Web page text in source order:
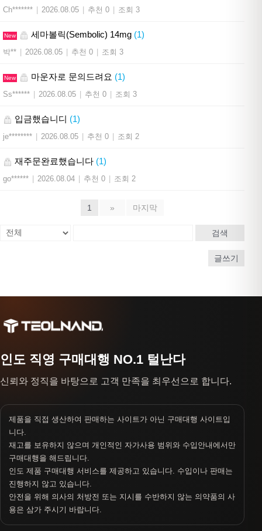
Ch******* 2026.08.05 추천 0 조회 3
New 세마볼릭(Sembolic) 14mg (1)
박** 2026.08.05 추천 0 조회 3
New 마운자로 문의드려요 (1)
Ss****** 2026.08.05 추천 0 조회 3
입금했습니디 (1)
je******** 2026.08.05 추천 0 조회 2
재주문완료했습니다 (1)
go****** 2026.08.04 추천 0 조회 2
1 » 마지막
검색
글쓰기
인도 직영 구매대행 NO.1 털난다
신뢰와 정직을 바탕으로 고객 만족을 최우선으로 합니다.
제품을 직접 생산하여 판매하는 사이트가 아닌 구매대행 사이트입
니다.
재고를 보유하지 않으며 개인적인 자가사용 범위와 수입안내에서만
구매대행을 해드립니다.
인도 제품 구매대행 서비스를 제공하고 있습니다. 수입이나 판매는
진행하지 않고 있습니다.
안전을 위해 의사의 처방전 또는 지시를 수반하지 않는 의약품의 사
용은 삼가 주시기 바랍니다.